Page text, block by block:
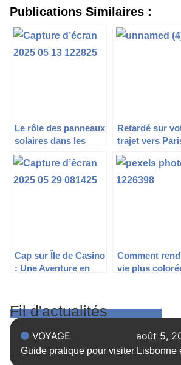
Publications Similaires :
Le rôle des panneaux
solaires dans les
systèmes
énergétiques des
pays : une solution
Retardé sur
trajet vers
Essayez le
Cap sur Île de Casino
: Une Aventure en
Comment
vie plus
Fil d'actualités
VOYAGE août 5,
Guide pratique pour visiter Lisbonne